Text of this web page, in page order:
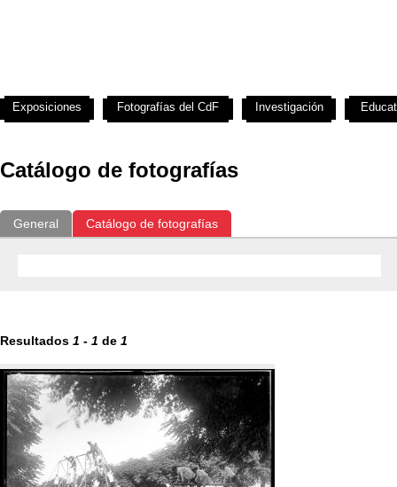
Catálogo de fotografías
General Catálogo de fotografías
Resultados 1 - 1 de 1
Exposiciones Fotografías del CdF Investigación